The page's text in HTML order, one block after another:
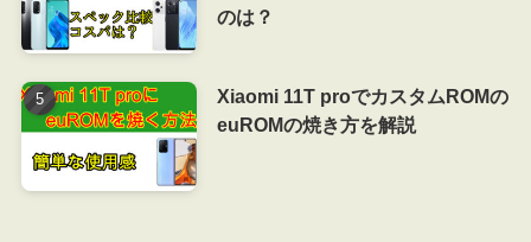
のは？
Xiaomi 11T proでカスタムROMの
euROMの焼き方を解説